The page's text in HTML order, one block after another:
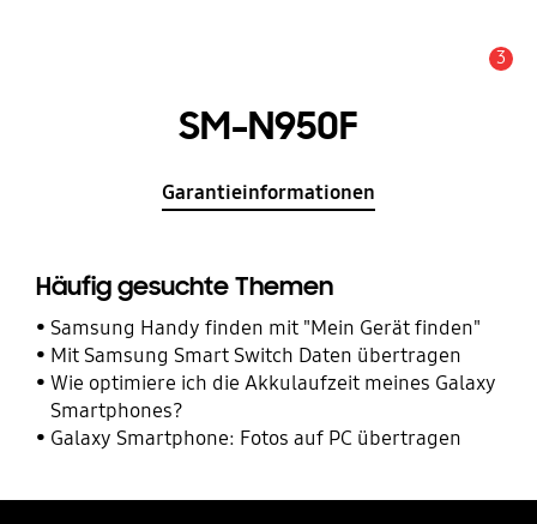
3
SM-N950F
Garantieinformationen
Häufig gesuchte Themen
Samsung Handy finden mit "Mein Gerät finden"
Mit Samsung Smart Switch Daten übertragen
Wie optimiere ich die Akkulaufzeit meines Galaxy
Smartphones?
Galaxy Smartphone: Fotos auf PC übertragen